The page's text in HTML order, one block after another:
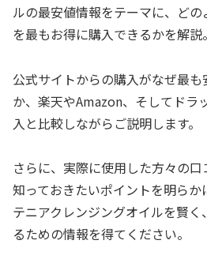
ルの最安値情報をテーマに、ど
を最もお得に購入できるかを解説。
公式サイトからの購入がなぜ最
か、楽天やAmazon、そしてドラ
入と比較しながらご説明します。
さらに、実際に使用した方々の
知っておきたいポイントを明ら
テニアクレンジングオイルを賢
るための情報を得てください。